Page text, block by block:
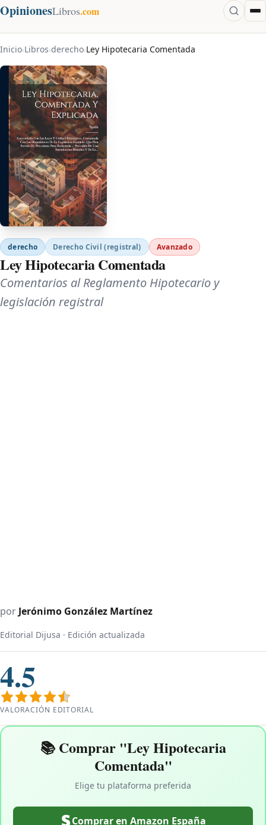
OpinionesLibros.com
Inicio›Libros›derecho›Ley Hipotecaria Comentada
derecho Derecho Civil (registral) Avanzado
Ley Hipotecaria Comentada
Comentarios al Reglamento Hipotecario y
legislación registral
por Jerónimo González Martínez
Editorial Dijusa · Edición actualizada
4.5
VALORACIÓN EDITORIAL
📚 Comprar "Ley Hipotecaria
Comentada"
Elige tu plataforma preferida
Comprar en Amazon España